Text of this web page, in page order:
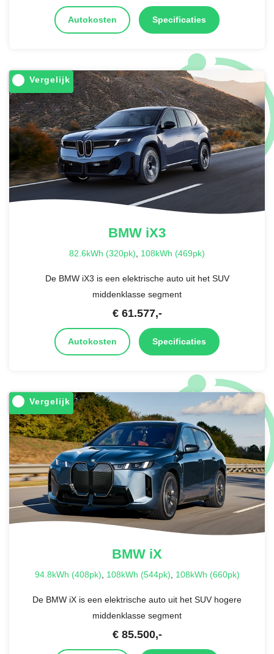
Autokosten Specificaties
Vergelijk
BMW iX3
82.6kWh (320pk) 108kWh (469pk)
De BMW iX3 is een elektrische auto uit het SUV
middenklasse segment
€ 61.577,-
Autokosten Specificaties
Vergelijk
BMW iX
94.8kWh (408pk), 108kWh (544pk), 108kWh (660pk)
De BMW iX is een elektrische auto uit het SUV hogere
middenklasse segment
€ 85.500,-